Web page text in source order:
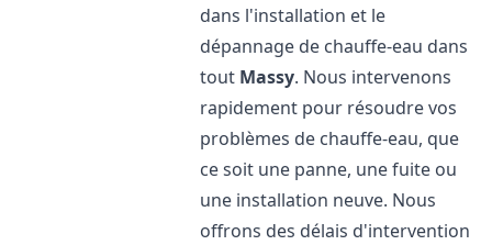
dans l'installation et le
dépannage de chauffe-eau dans
tout Massy. Nous intervenons
rapidement pour résoudre vos
problèmes de chauffe-eau, que
ce soit une panne, une fuite ou
une installation neuve. Nous
offrons des délais d'intervention